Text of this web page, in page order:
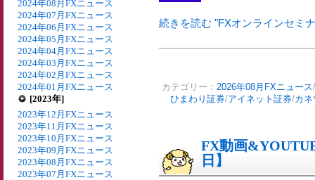
2024年08月FXニュース
2024年07月FXニュース
2024年06月FXニュース
2024年05月FXニュース
2024年04月FXニュース
2024年03月FXニュース
2024年02月FXニュース
2024年01月FXニュース
[2023年]
2023年12月FXニュース
2023年11月FXニュース
2023年10月FXニュース
2023年09月FXニュース
2023年08月FXニュース
2023年07月FXニュース
続きを読む "FXオンラインセミ
カテゴリー： 2026年08月FXニュース/
ひまわり証券/アイネット証券/カ
FX動画
日】